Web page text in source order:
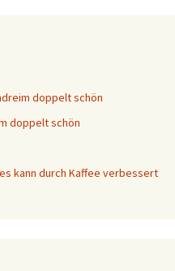
doppelt schön
doppelt schön
kann durch Kaffee verbessert